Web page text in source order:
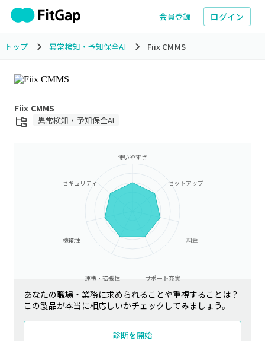
会員登録 ログイン
トップ 異常検知・予知保全AI Fiix CMMS
Fiix CMMS
異常検知・予知保全AI
使いやすさ
セットアップ
料金
サポート充実
連携・拡張性
機能性
セキュリティ
あなたの職場・業務に求められることや重視することは？
この製品が本当に相応しいかチェックしてみましょう。
診断を開始